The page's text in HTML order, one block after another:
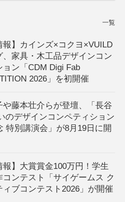
一覧
報】カインズ×コクヨ×VUILD
、家具・木工品デザインコン
ョン「CDM Digi Fab
2026」を初開催
や藤本壮介らが登壇、「長谷
のデザインコンペティション
特別講演会」が8月19日に開
報】大賞賞金100万円！学生
コンテスト「サイゲームス ク
ィブコンテスト2026」が開催